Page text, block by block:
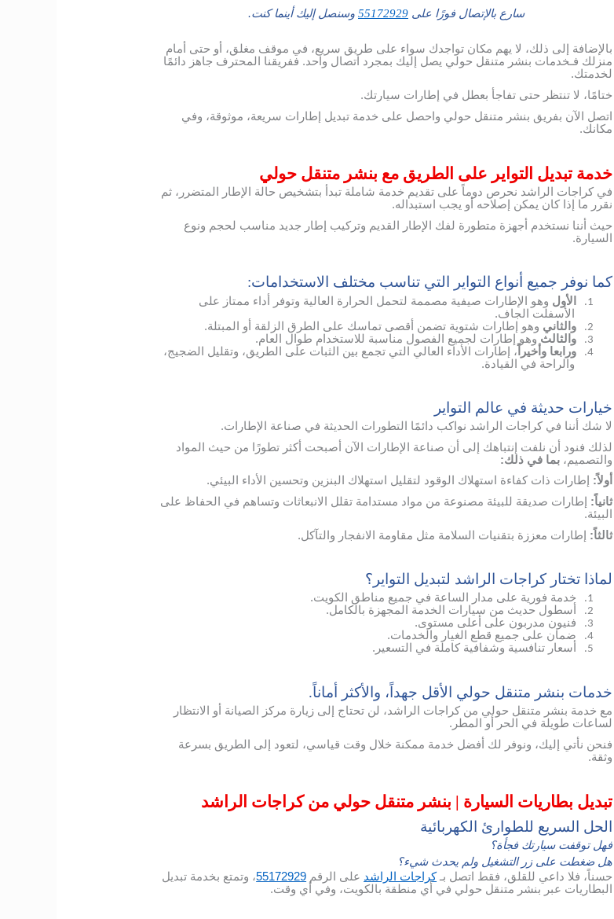
سارع بالإتصال فورًا على 55172929 وسنصل إليك أينما كنت.
بالإضافة إلى ذلك، لا يهم مكان تواجدك سواء على طريق سريع، في موقف مغلق، أو حتى أمام
منزلك فـخدمات بنشر متنقل حولي يصل إليك بمجرد اتصال واحد. ففريقنا المحترف جاهز دائمًا
لخدمتك.
ختامًا، لا تنتظر حتى تفاجأ بعطل في إطارات سيارتك.
اتصل الآن بفريق بنشر متنقل حولي واحصل على خدمة تبديل إطارات سريعة، موثوقة، وفي
مكانك.
خدمة تبديل التواير على الطريق مع بنشر متنقل حولي
في كراجات الراشد نحرص دوماً على تقديم خدمة شاملة تبدأ بتشخيص حالة الإطار المتضرر، ثم
نقرر ما إذا كان يمكن إصلاحه أو يجب استبداله.
حيث أننا نستخدم أجهزة متطورة لفك الإطار القديم وتركيب إطار جديد مناسب لحجم ونوع
السيارة.
كما نوفر جميع أنواع التواير التي تناسب مختلف الاستخدامات:
1. الأول وهو الإطارات صيفية مصممة لتحمل الحرارة العالية وتوفر أداء ممتاز على
الأسفلت الجاف.
2. والثاني وهو إطارات شتوية تضمن أقصى تماسك على الطرق الزلقة أو المبتلة.
3. والثالث وهو إطارات لجميع الفصول مناسبة للاستخدام طوال العام.
4. ورابعا وأخيراً ، إطارات الأداء العالي التي تجمع بين الثبات على الطريق، وتقليل الضجيج،
والراحة في القيادة.
خيارات حديثة في عالم التواير
لا شك أننا في كراجات الراشد نواكب دائمًا التطورات الحديثة في صناعة الإطارات.
لذلك فنود أن نلفت إنتباهك إلى أن صناعة الإطارات الآن أصبحت أكثر تطورًا من حيث المواد
والتصميم، بما في ذلك:
أولاً: إطارات ذات كفاءة استهلاك الوقود لتقليل استهلاك البنزين وتحسين الأداء البيئي.
ثانياً: إطارات صديقة للبيئة مصنوعة من مواد مستدامة تقلل الانبعاثات وتساهم في الحفاظ على
البيئة.
ثالثاً: إطارات معززة بتقنيات السلامة مثل مقاومة الانفجار والتآكل.
لماذا تختار كراجات الراشد لتبديل التواير؟
1. خدمة فورية على مدار الساعة في جميع مناطق الكويت.
2. أسطول حديث من سيارات الخدمة المجهزة بالكامل.
3. فنيون مدربون على أعلى مستوى.
4. ضمان على جميع قطع الغيار والخدمات.
5. أسعار تنافسية وشفافية كاملة في التسعير.
خدمات بنشر متنقل حولي الأقل جهداً، والأكثر أماناً.
مع خدمة بنشر متنقل حولي من كراجات الراشد، لن تحتاج إلى زيارة مركز الصيانة أو الانتظار
لساعات طويلة في الحر أو المطر.
فنحن نأتي إليك، ونوفر لك أفضل خدمة ممكنة خلال وقت قياسي، لتعود إلى الطريق بسرعة
وثقة.
تبديل بطاريات السيارة | بنشر متنقل حولي من كراجات الراشد
الحل السريع للطوارئ الكهربائية
فهل توقفت سيارتك فجأة؟
هل ضغطت على زر التشغيل ولم يحدث شيء؟
حسناً، فلا داعي للقلق، فقط اتصل بـكراجات الراشد على الرقم 55172929، وتمتع بخدمة تبديل
البطاريات عبر بنشر متنقل حولي في أي منطقة بالكويت، وفي أي وقت.